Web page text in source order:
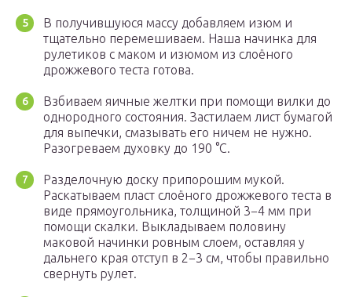
В получившуюся массу добавляем изюм и
тщательно перемешиваем. Наша начинка для
рулетиков с маком и изюмом из слоёного
дрожжевого теста готова.
Взбиваем яичные желтки при помощи вилки до
однородного состояния. Застилаем лист бумагой
для выпечки, смазывать его ничем не нужно.
Разогреваем духовку до 190 °C.
Разделочную доску припорошим мукой.
Раскатываем пласт слоёного дрожжевого теста в
виде прямоугольника, толщиной 3−4 мм при
помощи скалки. Выкладываем половину
маковой начинки ровным слоем, оставляя у
дальнего края отступ в 2−3 см, чтобы правильно
свернуть рулет.